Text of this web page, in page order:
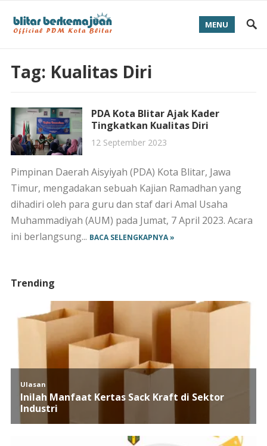
MENU
Tag: Kualitas Diri
PDA Kota Blitar Ajak Kader
Tingkatkan Kualitas Diri
12 September 2023
Pimpinan Daerah Aisyiyah (PDA) Kota Blitar, Jawa
Timur, mengadakan sebuah Kajian Ramadhan yang
dihadiri oleh para guru dan staf dari Amal Usaha
Muhammadiyah (AUM) pada Jumat, 7 April 2023. Acara
ini berlangsung... BACA SELENGKAPNYA »
Trending